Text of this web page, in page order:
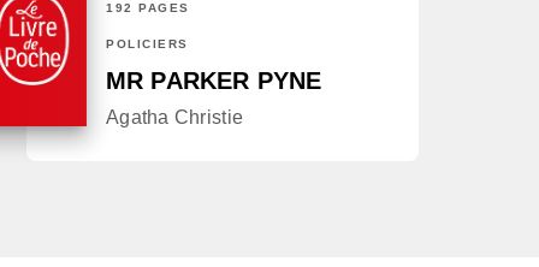
192 PAGES
POLICIERS
MR PARKER PYNE
Agatha Christie